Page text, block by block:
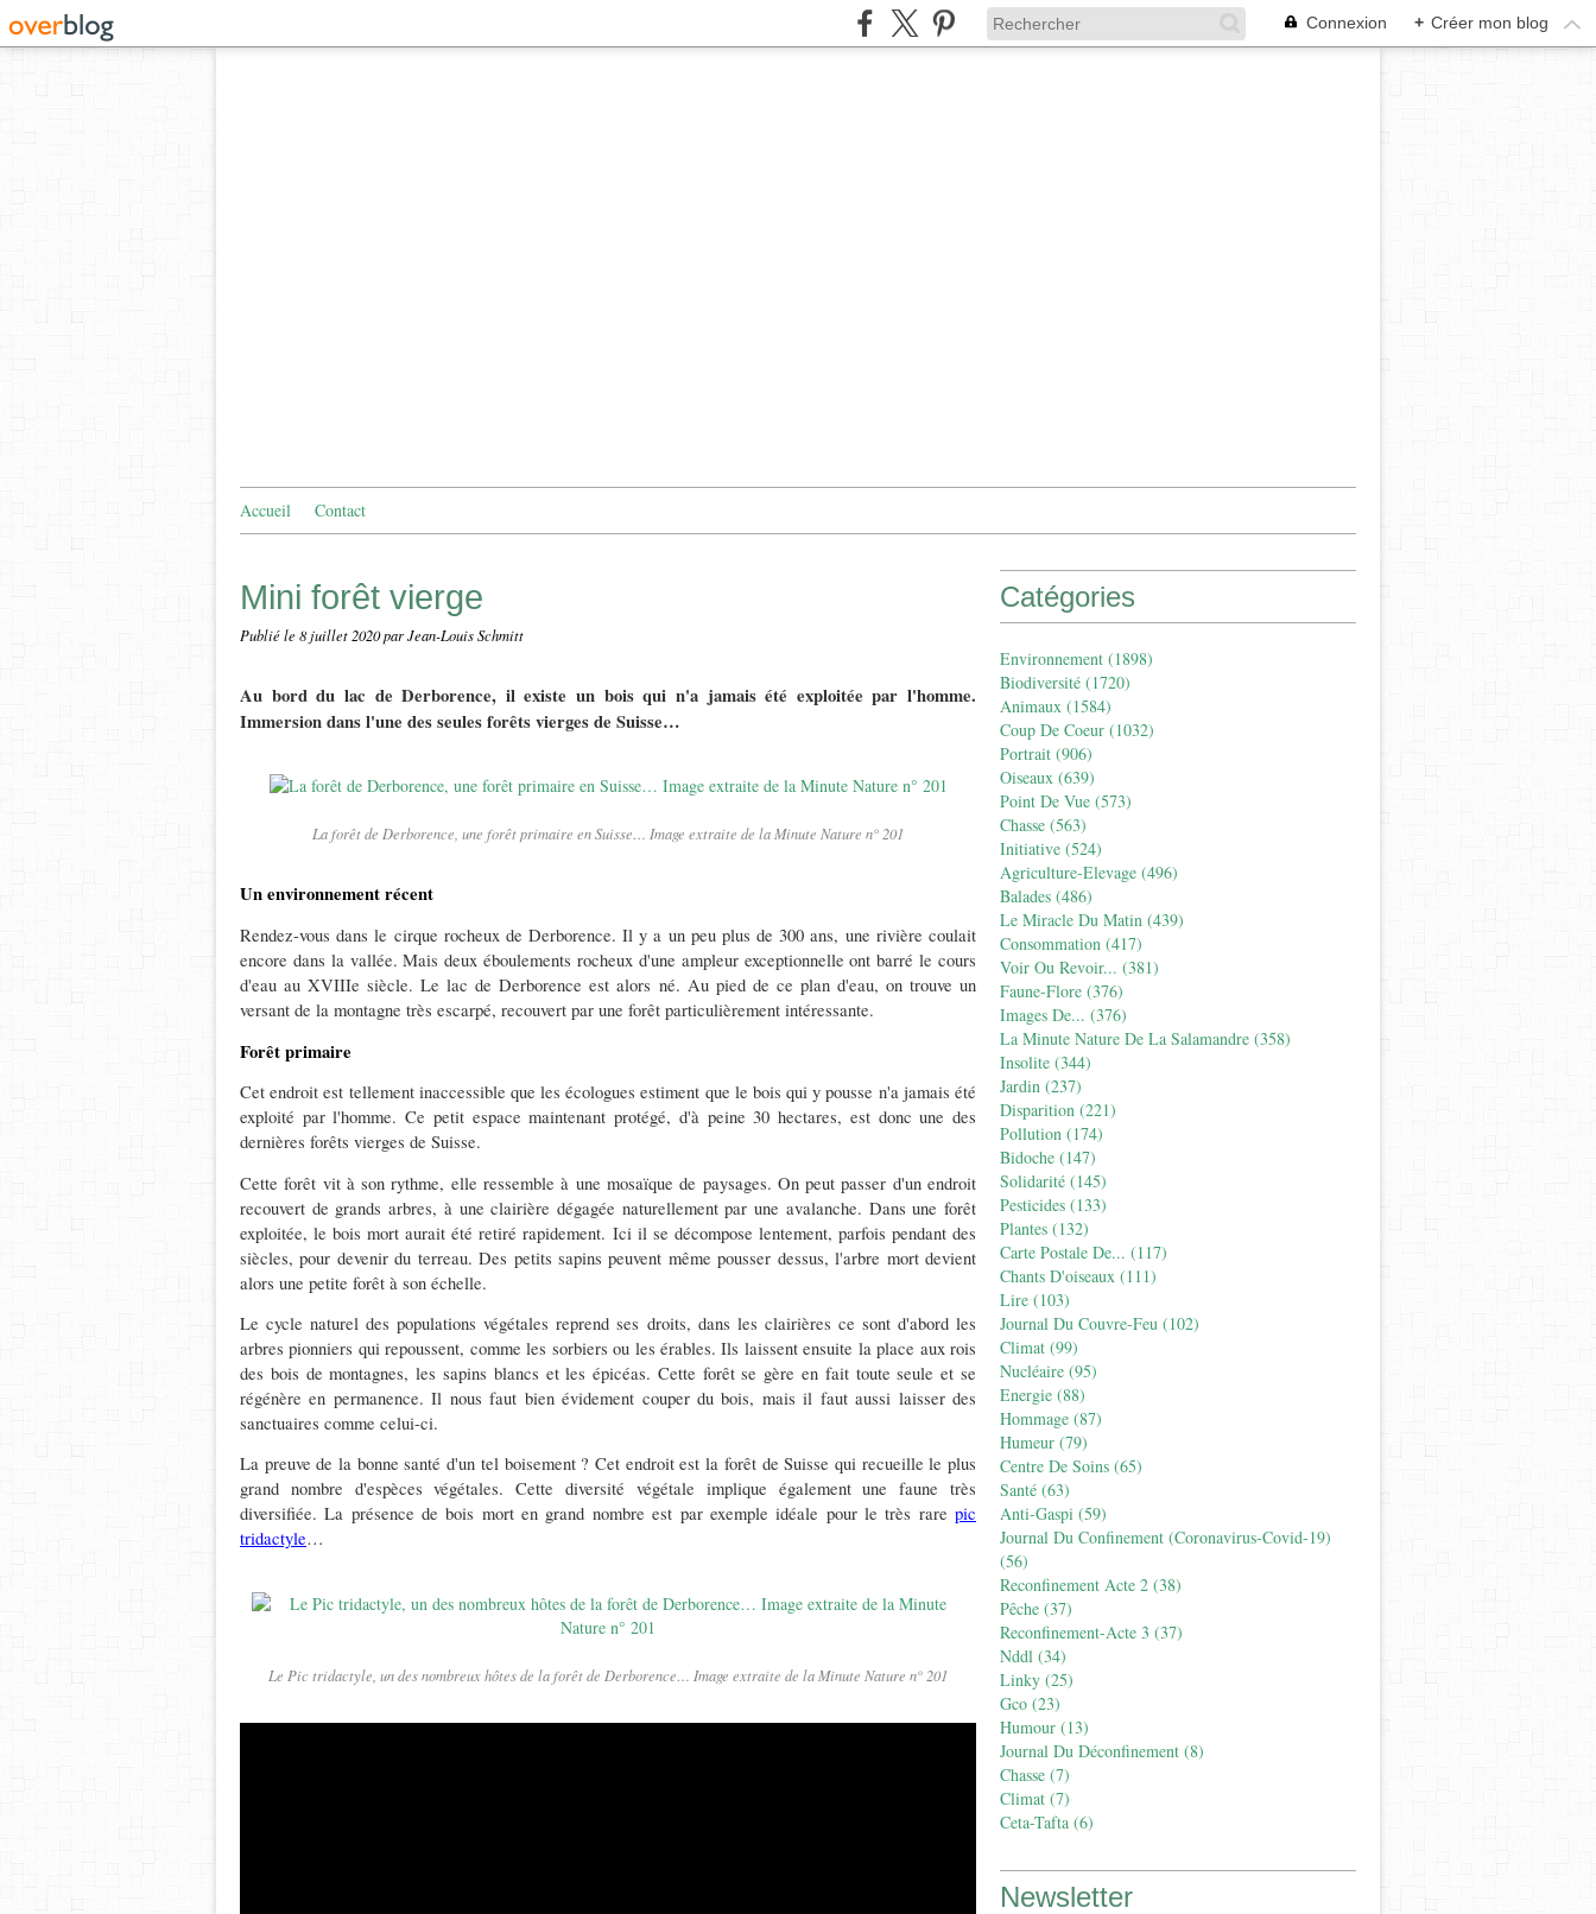
Connexion + Créer mon blog
Accueil Contact
Mini forêt vierge
Publié le 8 juillet 2020par Jean-Louis Schmitt
Au bord du lac de Derborence, il existe un bois qui n'a jamais été exploitée par l'homme.
Immersion dans l'une des seules forêts vierges de Suisse…
La forêt de Derborence, une forêt primaire en Suisse… Image extraite de la Minute Nature n° 201
Un environnement récent
Rendez-vous dans le cirque rocheux de Derborence. Il y a un peu plus de 300 ans, une rivière coulait
encore dans la vallée. Mais deux éboulements rocheux d'une ampleur exceptionnelle ont barré le cours
d'eau au XVIIIe siècle. Le lac de Derborence est alors né. Au pied de ce plan d'eau, on trouve un
versant de la montagne très escarpé, recouvert par une forêt particulièrement intéressante.
Forêt primaire
Cet endroit est tellement inaccessible que les écologues estiment que le bois qui y pousse n'a jamais été
exploité par l'homme. Ce petit espace maintenant protégé, d'à peine 30 hectares, est donc une des
dernières forêts vierges de Suisse.
Cette forêt vit à son rythme, elle ressemble à une mosaïque de paysages. On peut passer d'un endroit
recouvert de grands arbres, à une clairière dégagée naturellement par une avalanche. Dans une forêt
exploitée, le bois mort aurait été retiré rapidement. Ici il se décompose lentement, parfois pendant des
siècles, pour devenir du terreau. Des petits sapins peuvent même pousser dessus, l'arbre mort devient
alors une petite forêt à son échelle.
Le cycle naturel des populations végétales reprend ses droits, dans les clairières ce sont d'abord les
arbres pionniers qui repoussent, comme les sorbiers ou les érables. Ils laissent ensuite la place aux rois
des bois de montagnes, les sapins blancs et les épicéas. Cette forêt se gère en fait toute seule et se
régénère en permanence. Il nous faut bien évidement couper du bois, mais il faut aussi laisser des
sanctuaires comme celui-ci.
La preuve de la bonne santé d'un tel boisement ? Cet endroit est la forêt de Suisse qui recueille le plus
grand nombre d'espèces végétales. Cette diversité végétale implique également une faune très
diversifiée. La présence de bois mort en grand nombre est par exemple idéale pour le très rare pic
tridactyle…
Le Pic tridactyle, un des nombreux hôtes de la forêt de Derborence… Image extraite de la Minute Nature n° 201
Catégories
Environnement (1898)
Biodiversité (1720)
Animaux (1584)
Coup De Coeur (1032)
Portrait (906)
Oiseaux (639)
Point De Vue (573)
Chasse (563)
Initiative (524)
Agriculture-Elevage (496)
Balades (486)
Le Miracle Du Matin (439)
Consommation (417)
Voir Ou Revoir... (381)
Faune-Flore (376)
Images De... (376)
La Minute Nature De La Salamandre (358)
Insolite (344)
Jardin (237)
Disparition (221)
Pollution (174)
Bidoche (147)
Solidarité (145)
Pesticides (133)
Plantes (132)
Carte Postale De... (117)
Chants D'oiseaux (111)
Lire (103)
Journal Du Couvre-Feu (102)
Climat (99)
Nucléaire (95)
Energie (88)
Hommage (87)
Humeur (79)
Centre De Soins (65)
Santé (63)
Anti-Gaspi (59)
Journal Du Confinement (coronavirus-Covid-19)
(56)
Reconfinement Acte 2 (38)
Pêche (37)
Reconfinement-Acte 3 (37)
Nddl (34)
Linky (25)
Gco (23)
Humour (13)
Journal Du Déconfinement (8)
Chasse (7)
Climat (7)
Ceta-Tafta (6)
Newsletter